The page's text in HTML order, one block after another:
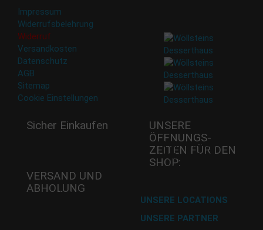
Impressum
Widerrufsbelehrung
Widerruf
Versandkosten
Datenschutz
AGB
Sitemap
Cookie Einstellungen
Sicher Einkaufen
VERSAND UND
ABHOLUNG
Versand mit DHL
UNSERE
ÖFFNUNGS­
ZEITEN FÜR DEN
SHOP:
Mi - 11:00-17:00 Uhr
Do -11:00-17:00 Uhr
Fr - 11:00-17:00 Uhr
UNSERE LOCATIONS
UNSERE PARTNER